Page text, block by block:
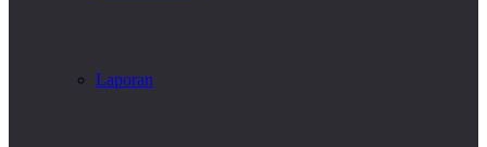
Laporan